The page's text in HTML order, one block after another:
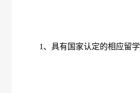
1 、具有国家认定的相应留学